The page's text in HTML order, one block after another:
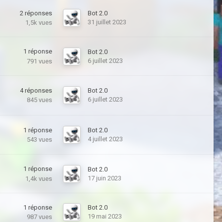
2 réponses
1,5k vues
Bot 2.0
31 juillet 2023
1 réponse
791 vues
Bot 2.0
6 juillet 2023
4 réponses
845 vues
Bot 2.0
6 juillet 2023
1 réponse
543 vues
Bot 2.0
4 juillet 2023
1 réponse
1,4k vues
Bot 2.0
17 juin 2023
1 réponse
987 vues
Bot 2.0
19 mai 2023